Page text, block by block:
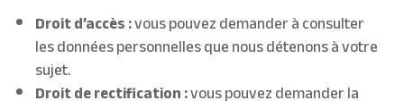
Droit d’accès :vous pouvez demander à consulter
les données personnelles que nous détenons à votre
sujet.
Droit de rectification :vous pouvez demander la